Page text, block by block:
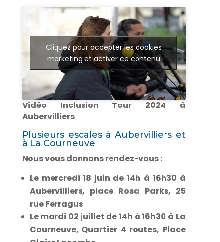
Cliquez pour accepter les cookies
marketing et activer ce contenu
Vidéo Inclusion Tour 2024 à
Aubervilliers
Plusieurs escales à Aubervilliers et
à La Courneuve
Nous vous donnons rendez-vous :
Le mercredi 18 juin de 14h à 16h30 à
Aubervilliers, place Rosa Parks, 25
rue Ferragus
Le mardi 02 juillet de 14h à 16h30 à La
Courneuve, Quartier 4 routes, Place